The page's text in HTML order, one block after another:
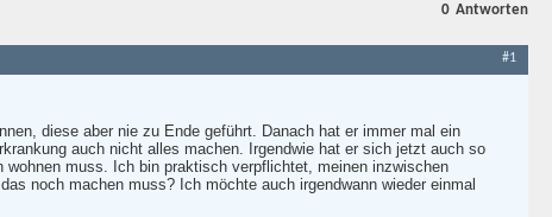
0 Antworten
#1
diese aber nie zu Ende geführt. Danach hat er immer mal ein
auch nicht alles machen. Irgendwie hat er sich jetzt auch so
muss. Ich bin praktisch verpflichtet, meinen inzwischen
noch machen muss? Ich möchte auch irgendwann wieder einmal